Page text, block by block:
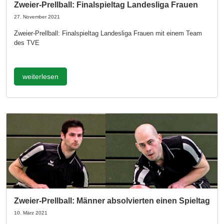
Zweier-Prellball: Finalspieltag Landesliga Frauen
27. November 2021
Zweier-Prellball: Finalspieltag Landesliga Frauen mit einem Team
des TVE
weiterlesen
Zweier-Prellball: Männer absolvierten einen Spieltag
10. März 2021